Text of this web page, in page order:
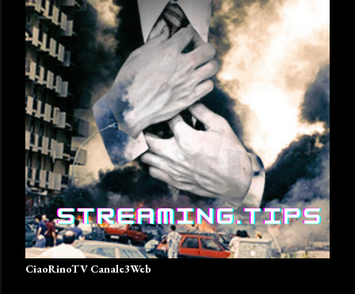
CiaoRinoTV Canale3Web